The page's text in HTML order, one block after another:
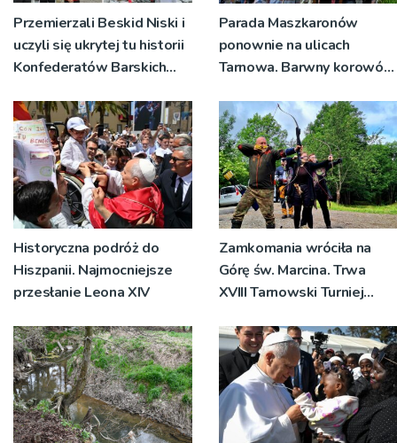
Przemierzali Beskid Niski i
uczyli się ukrytej tu historii
Konfederatów Barskich
Parada Maszkaronów
ponownie na ulicach
Tarnowa. Barwny korowód
Historyczna podróż do
Hiszpanii. Najmocniejsze
przesłanie Leona XIV
Zamkomania wróciła na
Górę św. Marcina. Trwa
XVIII Tarnowski Turniej